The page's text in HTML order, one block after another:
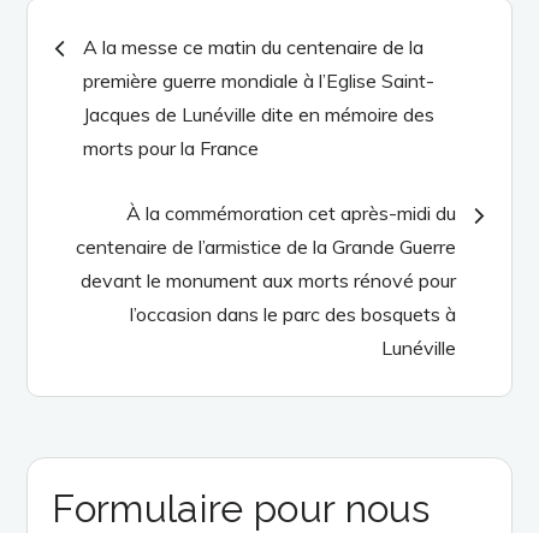
Navigation
de
l’article
A la messe ce matin du centenaire de la
première guerre mondiale à l’Eglise Saint-
Jacques de Lunéville dite en mémoire des
morts pour la France
À la commémoration cet après-midi du
centenaire de l’armistice de la Grande Guerre
devant le monument aux morts rénové pour
l’occasion dans le parc des bosquets à
Lunéville
Formulaire pour nous